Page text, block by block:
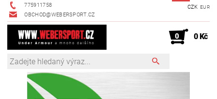
775911758
OBCHOD@WEBERSPORT.CZ
CZK EUR
0 0 Kč